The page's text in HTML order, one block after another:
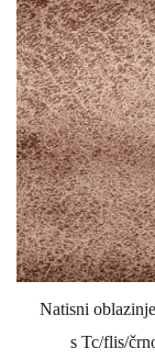
Natisni
s Tc/flis/